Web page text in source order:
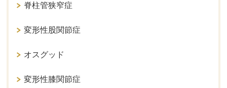
脊柱管狭窄症
変形性股関節症
オスグッド
変形性膝関節症